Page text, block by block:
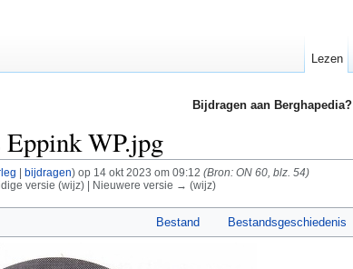
Bijdragen aan Berghapedia?
Eppink WP.jpg
bijdragen)op 14 okt 2023 om 09:12 (Bron: ON 60, blz. 54)
versie (wijz) | Nieuwere versie → (wijz)
Bestand Bestandsgeschiedenis
Lezen